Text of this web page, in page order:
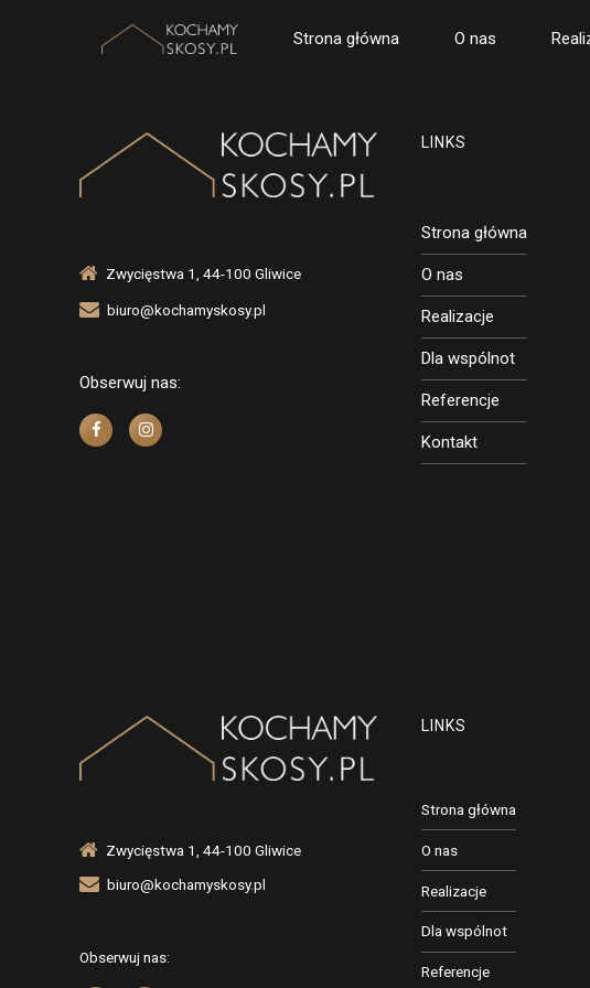
Strona główna O nas
Zwycięstwa 1, 44-100 Gliwice
biuro@kochamyskosy.pl
Obserwuj nas:
LINKS
Strona główna
O nas
Realizacje
Dla wspólnot
Referencje
Kontakt
Zwycięstwa 1, 44-100 Gliwice
biuro@kochamyskosy.pl
Obserwuj nas:
LINKS
Strona główna
O nas
Realizacje
Dla wspólnot
Referencje